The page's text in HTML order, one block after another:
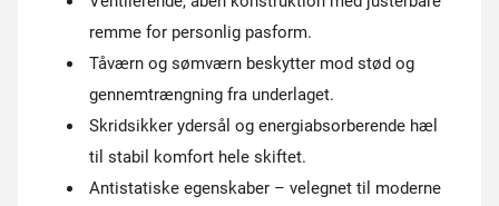
remme for personlig pasform.
Tåværn og sømværn beskytter mod stød og
gennemtrængning fra underlaget.
Skridsikker ydersål og energiabsorberende hæl
til stabil komfort hele skiftet.
Antistatiske egenskaber – velegnet til moderne